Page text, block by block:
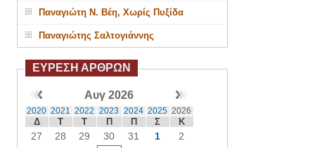
Παναγιώτη Ν. Βέη, Χωρίς Πυξίδα
Παναγιώτης Σαλτογιάννης
ΕΥΡΕΣΗ ΑΡΘΡΩΝ
Αυγ 2026
2020 2021 2022 2023 2024 2025 2026
Δ Τ Τ Π Π Σ Κ
27 28 29 30 31 1
2